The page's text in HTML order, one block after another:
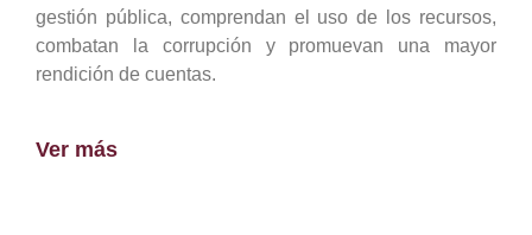
gestión pública, comprendan el uso de los recursos,
combatan la corrupción y promuevan una mayor
rendición de cuentas.
Ver más